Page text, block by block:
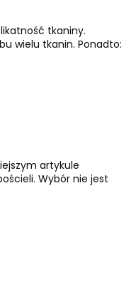
tkaniny.
wielu tkanin. Ponadto:
artykule
Wybór nie jest